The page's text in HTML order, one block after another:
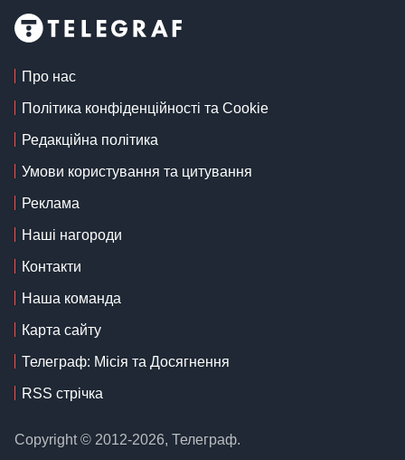
Про нас
Політика конфіденційності та Cookie
Редакційна політика
Умови користування та цитування
Реклама
Наші нагороди
Контакти
Наша команда
Карта сайту
Телеграф: Місія та Досягнення
RSS стрічка
Copyright © 2012-2026, Телеграф.